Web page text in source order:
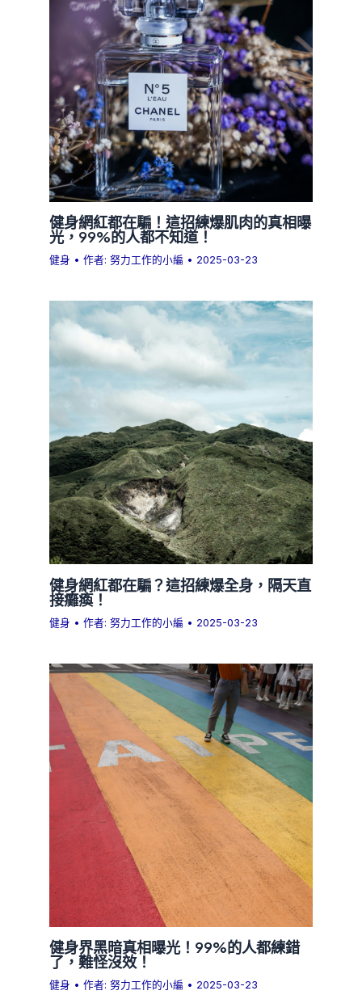
健身網紅都在騙！這招練爆肌肉的真相曝
光，99%的人都不知道！
健身 • 作者:努力工作的小編 • 2025-03-23
健身網紅都在騙？這招練爆全身，隔天直
接癱瘓！
健身 • 作者:努力工作的小編 • 2025-03-23
健身界黑暗真相曝光！99%的人都練錯
了，難怪沒效！
健身 • 作者:努力工作的小編 • 2025-03-23